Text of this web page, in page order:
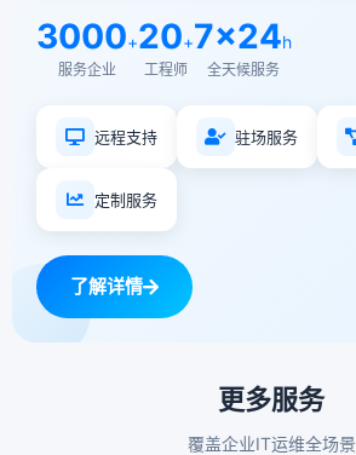
3000+
服务企业
20+
工程师
7×24h
全天候服务
远程支持 驻场服务
定制服务
了解详情
更多服务
覆盖企业IT运维全场景